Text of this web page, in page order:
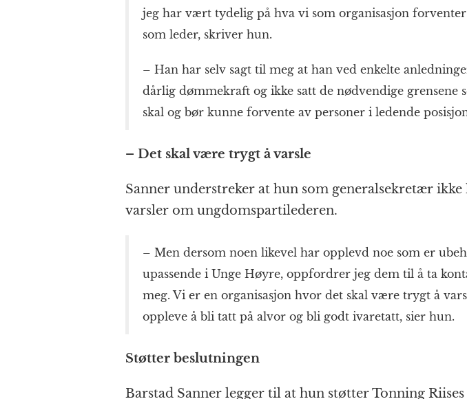
jeg har vært tydelig på hva vi som organisasjon
som leder, skriver hun.
– Han har selv sagt til meg at han ved enkelte
dårlig dømmekraft og ikke satt de nødvendige grensene
skal og bør kunne forvente av personer i ledende
– Det skal være trygt å varsle
Sanner understreker at hun som generalsekretær
varsler om ungdomspartilederen.
– Men dersom noen likevel har opplevd noe som er
upassende i Unge Høyre, oppfordrer jeg dem til å ta
meg. Vi er en organisasjon hvor det skal være trygt å
oppleve å bli tatt på alvor og bli godt ivaretatt, sier hun.
Støtter beslutningen
Barstad Sanner legger til at hun støtter Tonning